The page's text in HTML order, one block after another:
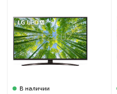
В наличии